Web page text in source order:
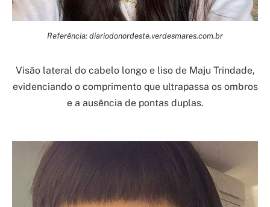
Referência: diariodonordeste.verdesmares.com.br
Visão lateral do cabelo longo e liso de Maju Trindade,
evidenciando o comprimento que ultrapassa os ombros
e a ausência de pontas duplas.